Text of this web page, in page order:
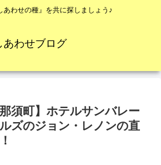
あわせの種』を共に探しましょう♪
あわせブログ
須町】ホテルサンバレー
ズのジョン・レノンの直